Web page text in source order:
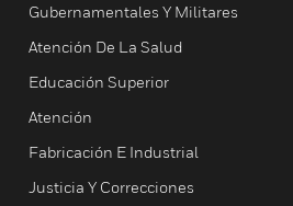
Gubernamentales Y Militares
Atención De La Salud
Educación Superior
Atención
Fabricación E Industrial
Justicia Y Correcciones